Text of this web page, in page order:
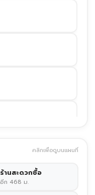
คลิกเพื่อดูบนแผนที่
ร้านสะดวกซื้อ
อีก 468 ม.